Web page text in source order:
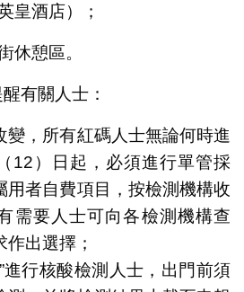
皇酒店）；
休憩區。
有關人士：
變，所有紅碼人士無論何時進
12）日起，必須進行單管採
用者自費項目，按檢測機構收
需要人士可向各檢測機構查
出選擇；
進行核酸檢測人士，出門前須